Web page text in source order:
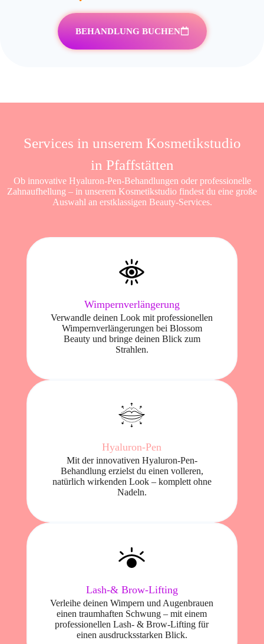
BEHANDLUNG BUCHEN
Services in unserem Kosmetikstudio
in Pfaffstätten
Ob innovative Hyaluron-Pen-Behandlungen oder professionelle
Zahnaufhellung – in unserem Kosmetikstudio findest du eine große
Auswahl an erstklassigen Beauty-Services.
Wimpernverlängerung
Verwandle deinen Look mit professionellen
Wimpernverlängerungen bei Blossom
Beauty und bringe deinen Blick zum
Strahlen.
Hyaluron-Pen
Mit der innovativen Hyaluron-Pen-
Behandlung erzielst du einen volleren,
natürlich wirkenden Look – komplett ohne
Nadeln.
Lash-& Brow-Lifting
Verleihe deinen Wimpern und Augenbrauen
einen traumhaften Schwung – mit einem
professionellen Lash- & Brow-Lifting für
einen ausdrucksstarken Blick.